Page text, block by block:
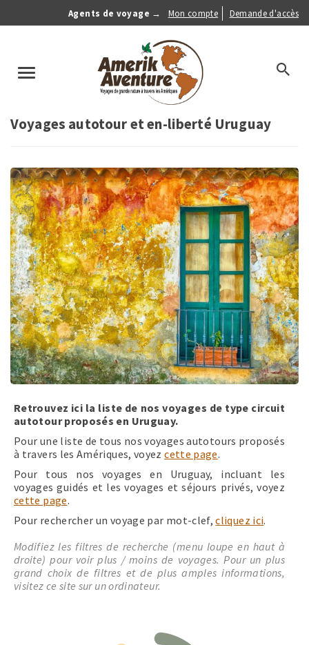
Agents de voyage →
Anonymous
Menu
Mon compte Demande d'accès
Toggle
search
Voyages autotour et en-liberté Uruguay
Retrouvez ici la liste de nos voyages de type circuit
autotour proposés en Uruguay.
Pour une liste de tous nos voyages autotours proposés
à travers les Amériques, voyezcette page.
Pour tous nos voyages en Uruguay, incluant les
voyages guidés et les voyages et séjours privés, voyez
cette page.
Pour rechercher un voyage par mot-clef,cliquez ici.
Modifiez les filtres de recherche (menu loupe en haut à
droite) pour voir plus / moins de voyages. Pour un plus
grand choix de filtres et de plus amples informations,
visitez ce site sur un ordinateur.